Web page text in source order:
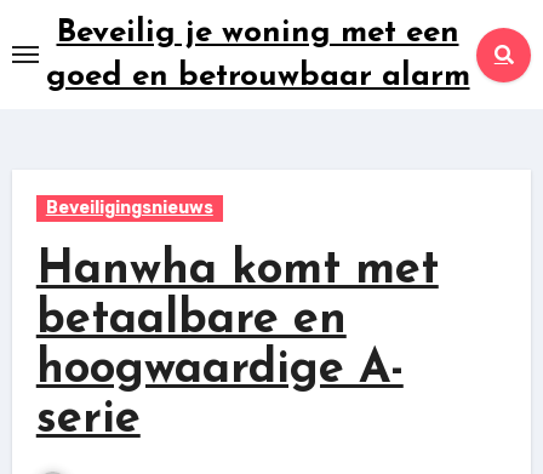
naar
inhoud
Beveilig je woning met een
goed en betrouwbaar alarm
Beveiligingsnieuws
Hanwha komt met
betaalbare en
hoogwaardige A-
serie